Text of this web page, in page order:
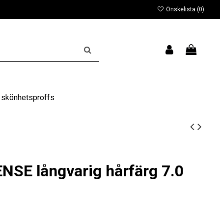
Önskelista (0)
skönhetsproffs
långvarig hårfärg 7.0